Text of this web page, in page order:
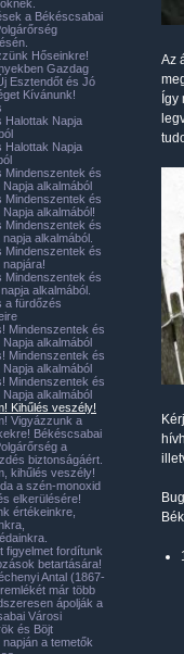
Az
a Békéscsabai
Hőseinkre!
Gazdag
Esztendőt és Jó
Kívánunk!
Halottak Napja
Halottak Napja
Mindenszentek és
Napja alkalmából
Mindenszentek és
Napja alkalmából!
Mindenszentek és
alkalmából.
Mindenszentek és
napjára!
Mindenszentek és
alkalmából.
a fürdőzés
Mindenszentek és
Napja alkalmából
Mindenszentek és
Napja alkalmából
Mindenszentek és
Napja alkalmából
Kihűlés veszély!
Vigyázzunk a
Békéscsabai
a
biztonságáért.
kihűlés veszély!
a szén-monoxid
elkerülésére!
értékeinkre,
figyelmet fordítunk
betartására!
Antal (1867-
már több
ápolják a
Városi
és Böjt
napján a temetők